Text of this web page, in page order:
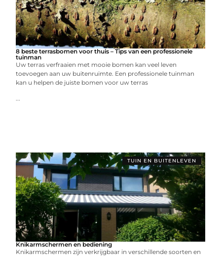
8 beste terrasbomen voor thuis – Tips van een professionele
tuinman
Uw terras verfraaien met mooie bomen kan veel leven
toevoegen aan uw buitenruimte. Een professionele tuinman
kan u helpen de juiste bomen voor uw terras
...
TUIN EN BUITENLEVEN
Knikarmschermen en bediening
Knikarmschermen zijn verkrijgbaar in verschillende soorten en